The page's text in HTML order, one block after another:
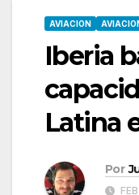
AVIACION
Iberia
Latina
Por